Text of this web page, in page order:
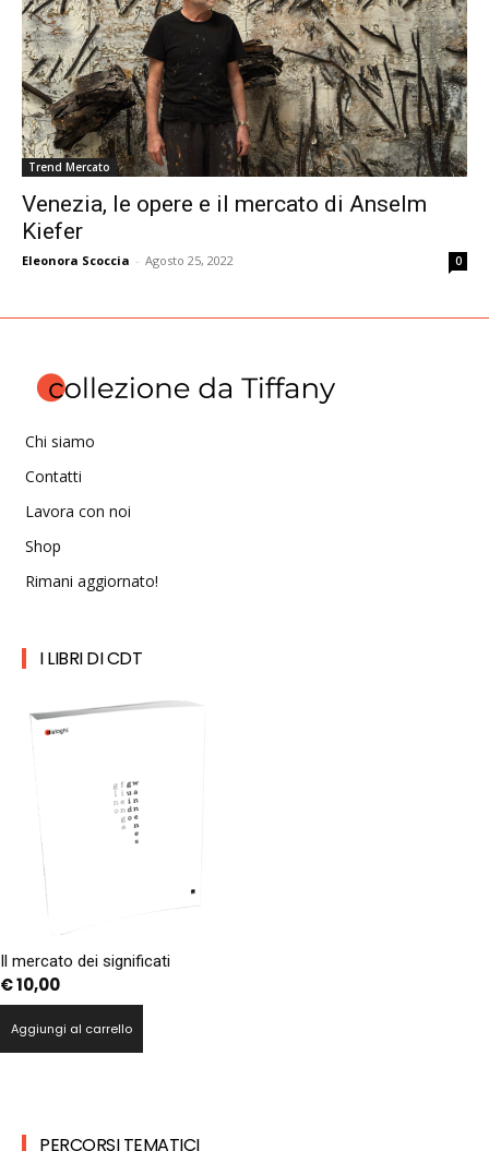
Trend Mercato
Venezia, le opere e il mercato di Anselm
Kiefer
Eleonora Scoccia - Agosto 25, 2022 0
Chi siamo
Contatti
Lavora con noi
Shop
Rimani aggiornato!
I LIBRI DI CDT
Il mercato dei significati
€10,00
Aggiungi al carrello
PERCORSI TEMATICI